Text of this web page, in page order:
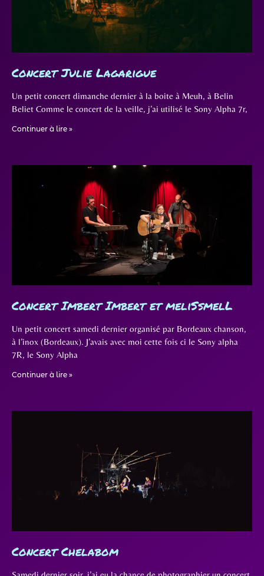
Concert Julie Lagarigue
Un petit concert dimanche dernier à la boite à Meuh, à Belin
Beliet Comme le concert de la veille, j’ai utilisé le Sony Alpha 7r,
Continuer à lire »
Concert Imbert Imbert et meliSsmelL
Un petit concert samedi dernier organisé par Bordeaux chanson,
à l’inox (Bordeaux). J’avais avec moi cette fois ci le Sony alpha
7R, le Sony Alpha
Continuer à lire »
Concert Chelabom